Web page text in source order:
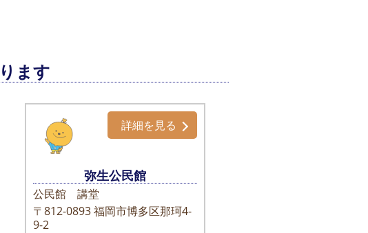
ます
弥生公民館
公民館 講堂
〒812-0893 福岡市博多区那珂4-
9-2
詳細を見る